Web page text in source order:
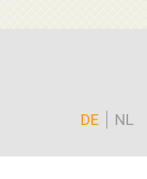
DE NL